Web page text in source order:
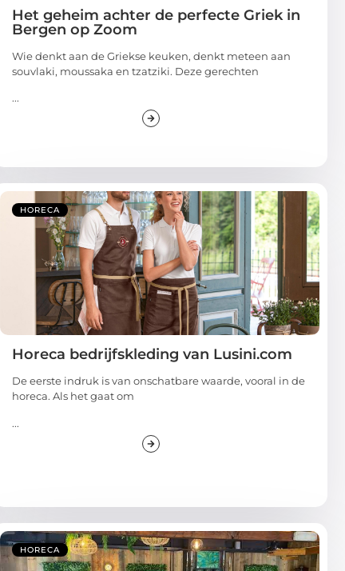
Het geheim achter de perfecte Griek in
Bergen op Zoom
Wie denkt aan de Griekse keuken, denkt meteen aan
souvlaki, moussaka en tzatziki. Deze gerechten
...
HORECA
Horeca bedrijfskleding van Lusini.com
De eerste indruk is van onschatbare waarde, vooral in de
horeca. Als het gaat om
...
HORECA